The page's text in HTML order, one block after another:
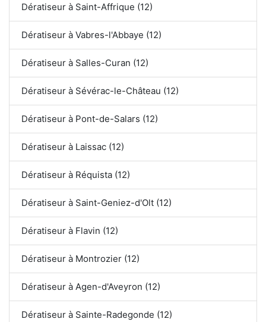
Dératiseur à Saint-Affrique (12)
Dératiseur à Vabres-l'Abbaye (12)
Dératiseur à Salles-Curan (12)
Dératiseur à Sévérac-le-Château (12)
Dératiseur à Pont-de-Salars (12)
Dératiseur à Laissac (12)
Dératiseur à Réquista (12)
Dératiseur à Saint-Geniez-d'Olt (12)
Dératiseur à Flavin (12)
Dératiseur à Montrozier (12)
Dératiseur à Agen-d'Aveyron (12)
Dératiseur à Sainte-Radegonde (12)